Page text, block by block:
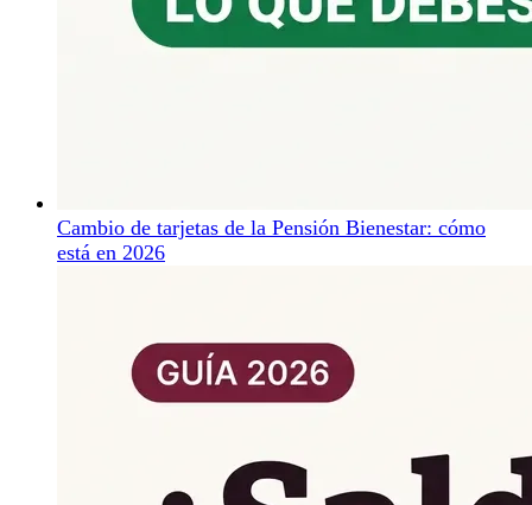
Cambio de tarjetas de la Pensión Bienestar: cómo
está en 2026